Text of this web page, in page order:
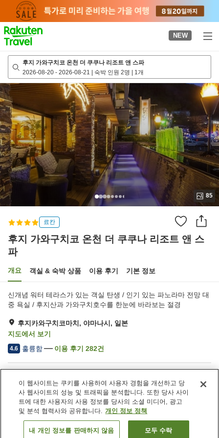
page
NEW
후지 가와구치코 온천 더 쿠쿠나 리조트 앤 스파
2026-08-20 - 2026-08-21 | 숙박 인원 2명 | 1개
85
료칸
후지 가와구치코 온천 더 쿠쿠나 리조트 앤 스
파
개요 객실 & 숙박 상품 이용 후기 기본 정보
신개념 워터 테라스가 있는 객실 탄생 / 인기 있는 파노라마 전망 대
중 욕실 / 후지산과 가와구치호수를 한눈에 바라보는 절경
후지카와구치코마치, 야마나시, 일본
지도에서 보기
4.6 훌륭함 이용 후기 282건
주차장
사우나
스파 / 미용실
레스토랑
일본 야마나시
후지카와구치코마치
후지 가와구치코 온천 더 쿠쿠나 리조트 앤 스파
객실 보기
이 웹사이트는 쿠키를 사용하여 사용자 경험을 개선하고 당
사 웹사이트의 성능 및 트래픽을 분석합니다. 또한 당사 사이
트에 대한 사용자의 사용 정보를 당사의 소셜 미디어, 광고
및 분석 협력사와 공유합니다. 개인 정보 정책
내 개인 정보를 판매하지 않음 모두 수락